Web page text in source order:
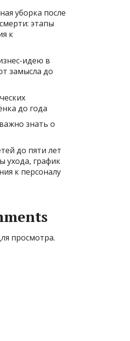
уборка после
этапы
к
идею в
замысла до
до года
знать о
до пяти лет
ухода, график
к персоналу
просмотра.